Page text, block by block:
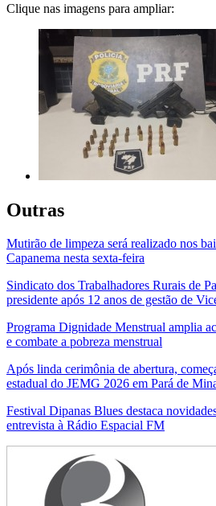
Clique nas imagens para ampliar:
Outras
Mutirão de limpeza será realizado nos
Capanema nesta sexta-feira
Sindicato dos Trabalhadores Rurais de
presidente após 12 anos de gestão de
Programa Dignidade Menstrual amplia
e combate a pobreza menstrual
Após linda cerimônia de abertura,
estadual do JEMG 2026 em Pará de
Festival Dipanas Blues destaca
entrevista à Rádio Espacial FM